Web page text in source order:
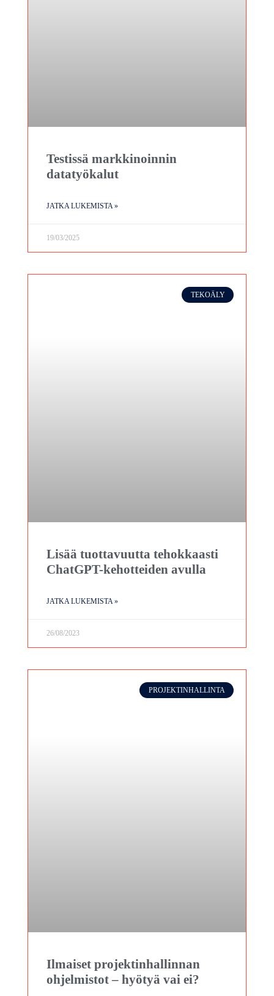
Testissä markkinoinnin
datatyökalut
JATKA LUKEMISTA »
19/03/2025
TEKOÄLY
Lisää tuottavuutta tehokkaasti
ChatGPT-kehotteiden avulla
JATKA LUKEMISTA »
26/08/2023
PROJEKTINHALLINTA
Ilmaiset projektinhallinnan
ohjelmistot – hyötyä vai ei?